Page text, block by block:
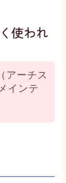
使われ
アーチス
インテ